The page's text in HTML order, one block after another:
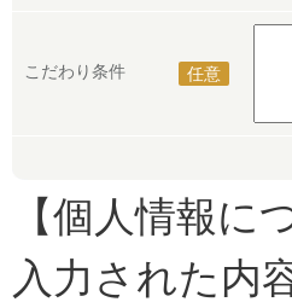
こだわり条件 任意
【個人情報に
入力された内